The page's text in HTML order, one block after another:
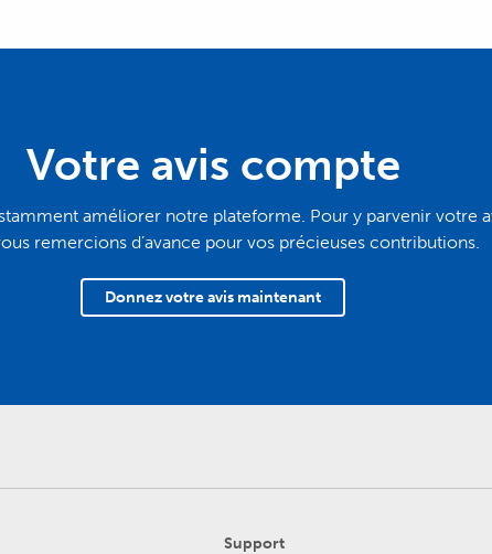
Votre avis compte
améliorer notre plateforme. Pour y parvenir votre
remercions d’avance pour vos précieuses contributions.
Donnez votre avis maintenant
Support